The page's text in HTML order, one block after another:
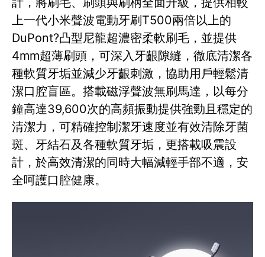
上一代小米聲波電動牙刷T500兩倍以上的
DuPont?凸型尼龍超濃密柔軟刷毛，並提供
4mm超薄刷頭，可深入牙齦隙縫，徹底清潔各
種軟質牙垢並減少牙齦刺激，協助用戶輕鬆清
潔口腔盲區。搭載磁浮聲波無刷馬達，以每分
鐘高達39,600次的高頻振動提供強勁且穩定的
清潔力，可精確控制潔牙速度並有效清除牙菌
斑、牙結石及各種軟質牙垢，更搭載吸震設
計，於高效清潔的同時大幅減輕手部不適，安
全呵護口腔健康。